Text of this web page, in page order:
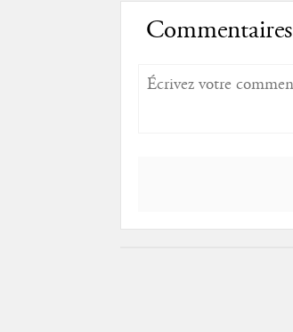
Commentaires